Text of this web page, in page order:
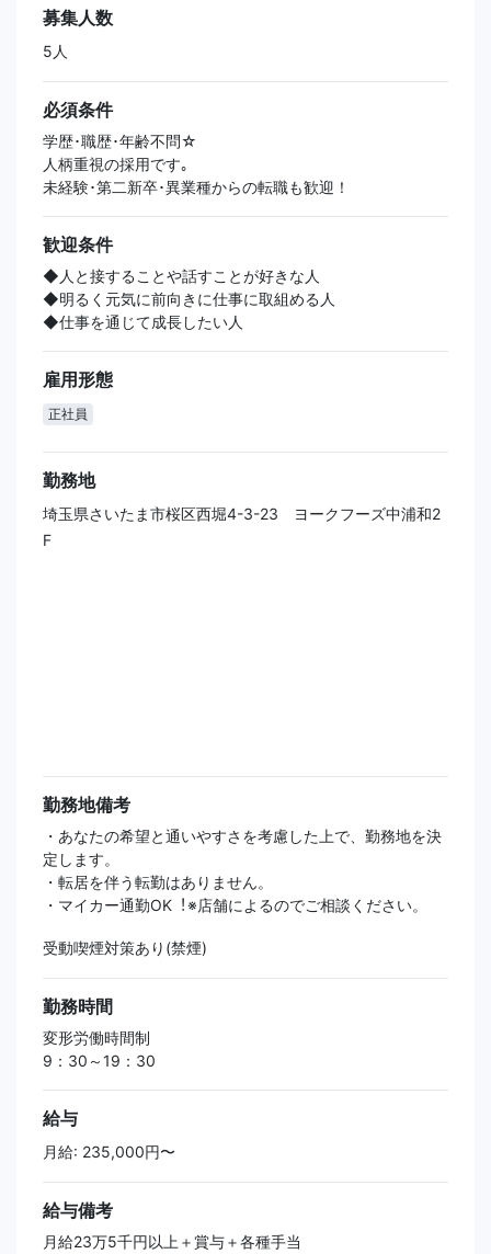
募集人数
5人
必須条件
学歴･職歴･年齢不問☆
人柄重視の採用です｡
未経験･第二新卒･異業種からの転職も歓迎！
歓迎条件
◆人と接することや話すことが好きな人
◆明るく元気に前向きに仕事に取組める人
◆仕事を通じて成長したい人
雇用形態
正社員
勤務地
埼玉県さいたま市桜区西堀4-3-23 ヨークフーズ中浦和2
F
勤務地備考
・あなたの希望と通いやすさを考慮した上で、勤務地を決
定します。
・転居を伴う転勤はありません。
・マイカー通勤OK︕※店舗によるのでご相談ください。
受動喫煙対策あり(禁煙)
勤務時間
変形労働時間制
9：30～19：30
給与
月給: 235,000円〜
給与備考
月給23万5千円以上＋賞与＋各種手当